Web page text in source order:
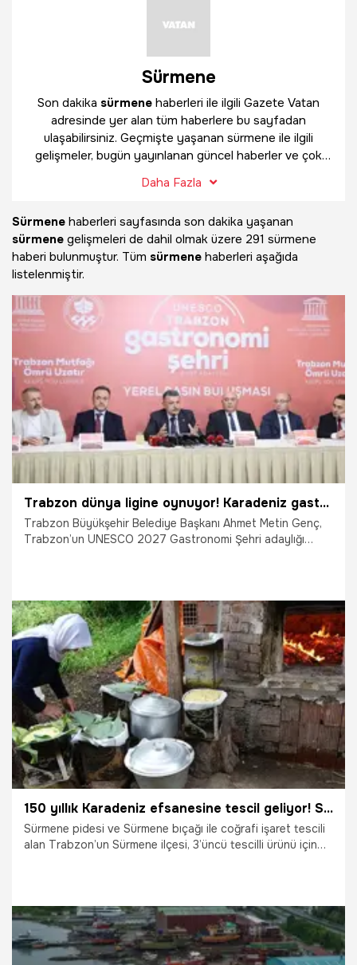
Sürmene
Son dakika sürmene haberleri ile ilgili Gazete Vatan
adresinde yer alan tüm haberlere bu sayfadan
ulaşabilirsiniz. Geçmişte yaşanan sürmene ile ilgili
gelişmeler, bugün yayınlanan güncel haberler ve çok
Daha Fazla
Sürmene haberleri sayfasında son dakika yaşanan
sürmene gelişmeleri de dahil olmak üzere 291 sürmene
haberi bulunmuştur. Tüm sürmene haberleri aşağıda
listelenmiştir.
Trabzon dünya ligine oynuyor! Karadeniz gastronomisi UNESCO yolunda
Trabzon Büyükşehir Belediye Başkanı Ahmet Metin Genç,
Trabzon’un UNESCO 2027 Gastronomi Şehri adaylığı
5.08.2026 Gündem
150 yıllık Karadeniz efsanesine tescil geliyor! Sürmene 'tenekede mısır ekmeği' için düğmeye basıldı!
Sürmene pidesi ve Sürmene bıçağı ile coğrafi işaret tescili
alan Trabzon’un Sürmene ilçesi, 3’üncü tescilli ürünü için
ekmeği" için Türk Patent ve Marka Kurumu’na resmi
başvuru yapıldı.